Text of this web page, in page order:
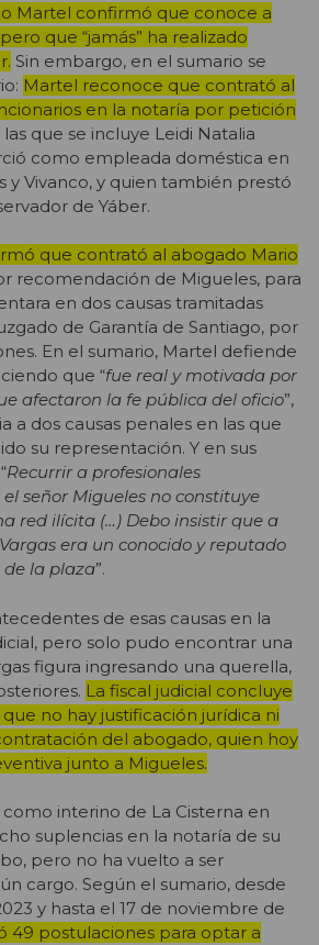
Martel confirmó que conoce a
que “jamás” ha realizado
Sin embargo, en el sumario se
Martel reconoce que contrató al
en la notaría por petición
que se incluye Leidi Natalia
como empleada doméstica en
y Vivanco, y quien también prestó
de Yáber.
que contrató al abogado Mario
recomendación de Migueles, para
en dos causas tramitadas
de Garantía de Santiago, por
En el sumario, Martel defiende
que “fue real y motivada por
afectaron la fe pública del oficio”,
a dos causas penales en las que
su representación. Y en sus
Recurrir a profesionales
señor Migueles no constituye
red ilícita (…) Debo insistir que a
era un conocido y reputado
la plaza”.
de esas causas en la
pero solo pudo encontrar una
figura ingresando una querella,
La fiscal judicial concluye
no hay justificación jurídica ni
del abogado, quien hoy
junto a Migueles.
como interino de La Cisterna en
suplencias en la notaría de su
pero no ha vuelto a ser
cargo. Según el sumario, desde
y hasta el 17 de noviembre de
49 postulaciones para optar a